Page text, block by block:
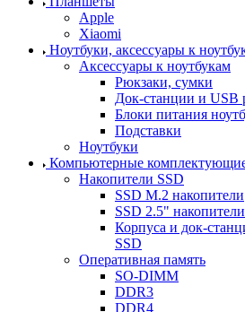
Apple
Xiaomi
Ноутбуки, аксессуары к
Аксессуары к ноутбукам
Рюкзаки, сумки
Док-станции и USB
Блоки питания
Подставки
Ноутбуки
Компьютерные
Накопители SSD
SSD M.2 накопители
SSD 2.5" накопители
Корпуса и док-
SSD
Оперативная память
SO-DIMM
DDR3
DDR4